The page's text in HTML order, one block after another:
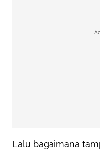
Lalu bagaimana